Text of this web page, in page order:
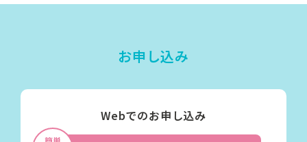
お申し込み
Webでのお申し込み